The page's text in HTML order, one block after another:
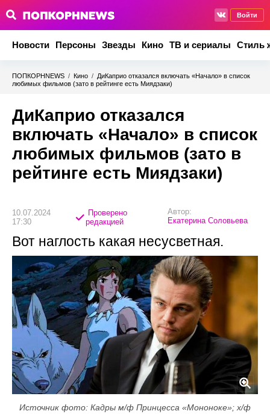
Войти
Новости Персоны Звезды Кино ТВ и сериалы Стиль
ПОПКОРНNEWS / Кино / ДиКаприо отказался включать «Начало» в список
любимых фильмов (зато в рейтинге есть Миядзаки)
ДиКаприо отказался
включать «Начало» в список
любимых фильмов (зато в
рейтинге есть Миядзаки)
10.07.2024
17:30
Проверено
редакцией
Автор:
Екатерина Соловьева
Вот наглость какая несусветная.
Источник фото: Кадры м/ф Принцесса «Мононоке»; х/ф